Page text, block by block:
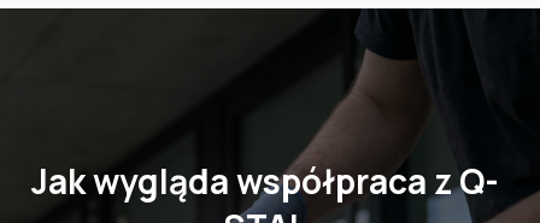
Jak wygląda współpraca z Q-